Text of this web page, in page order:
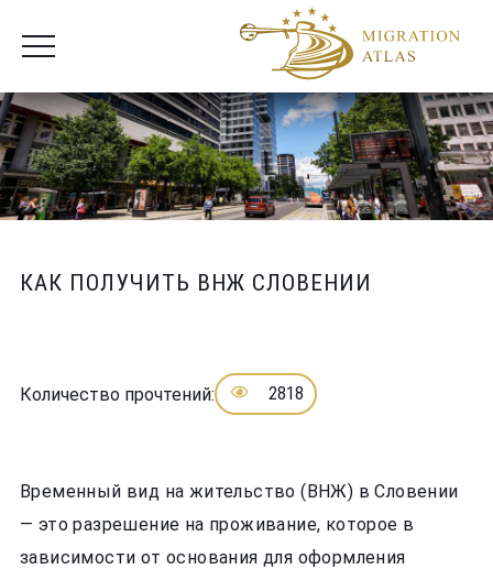
КАК ПОЛУЧИТЬ ВНЖ СЛОВЕНИИ
Количество прочтений: 2818
Временный вид на жительство (ВНЖ) в Словении
— это разрешение на проживание, которое в
зависимости от основания для оформления